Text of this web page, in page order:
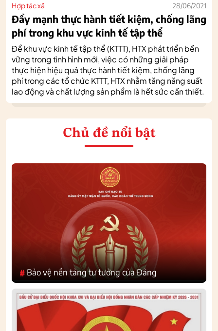
Hợp tác xã 28/06/2021
Đẩy mạnh thực hành tiết kiệm, chống lãng
phí trong khu vực kinh tế tập thể
Để khu vực kinh tế tập thể (KTTT), HTX phát triển bền
vững trong tình hình mới, việc có những giải pháp
thực hiện hiệu quả thực hành tiết kiệm, chống lãng
phí trong các tổ chức KTTT, HTX nhằm tăng năng suất
lao động và chất lượng sản phẩm là hết sức cần thiết.
Chủ đề nổi bật
# Bảo vệ nền tảng tư tưởng của Đảng